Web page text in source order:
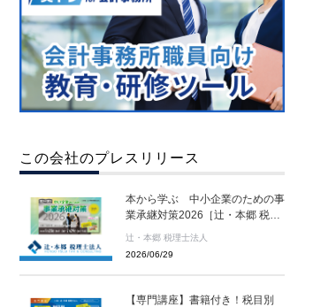
この会社のプレスリリース
本から学ぶ 中小企業のための事
業承継対策2026［辻・本郷 税理
士法人 セミナー情報］
辻・本郷 税理士法人
2026/06/29
【専門講座】書籍付き！税目別